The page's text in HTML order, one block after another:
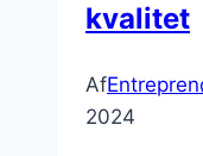
kvalitet
Af
2024